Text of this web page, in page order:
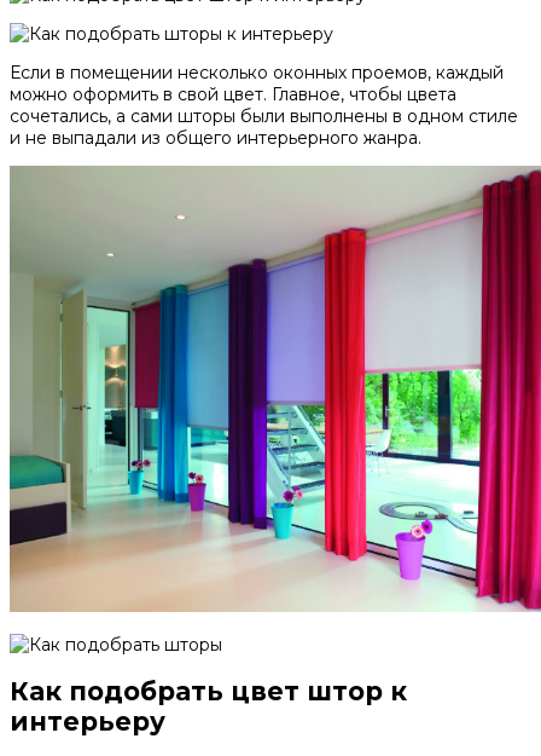
Если в помещении несколько оконных проемов, каждый
можно оформить в свой цвет. Главное, чтобы цвета
сочетались, а сами шторы были выполнены в одном стиле
и не выпадали из общего интерьерного жанра.
Как подобрать цвет штор к
интерьеру